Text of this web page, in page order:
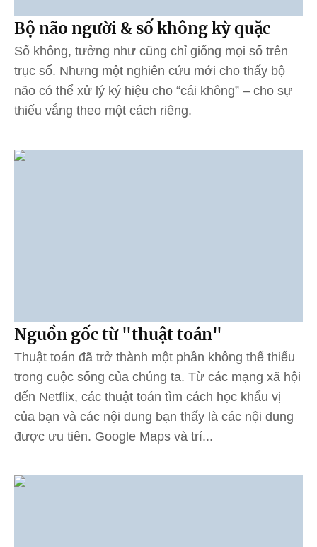
Bộ não người & số không kỳ quặc
Số không, tưởng như cũng chỉ giống mọi số trên
trục số. Nhưng một nghiên cứu mới cho thấy bộ
não có thể xử lý ký hiệu cho “cái không” – cho sự
thiếu vắng theo một cách riêng.
Nguồn gốc từ "thuật toán"
Thuật toán đã trở thành một phần không thể thiếu
trong cuộc sống của chúng ta. Từ các mạng xã hội
đến Netflix, các thuật toán tìm cách học khẩu vị
của bạn và các nội dung bạn thấy là các nội dung
được ưu tiên. Google Maps và trí...